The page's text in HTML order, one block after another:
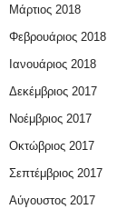
Μάρτιος 2018
Φεβρουάριος 2018
Ιανουάριος 2018
Δεκέμβριος 2017
Νοέμβριος 2017
Οκτώβριος 2017
Σεπτέμβριος 2017
Αύγουστος 2017